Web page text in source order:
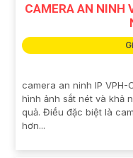
CAMERA AN NINH
camera an ninh IP VPH-
hình ảnh sắt nét và khả
quả. Điều đặc biệt là
hơn...